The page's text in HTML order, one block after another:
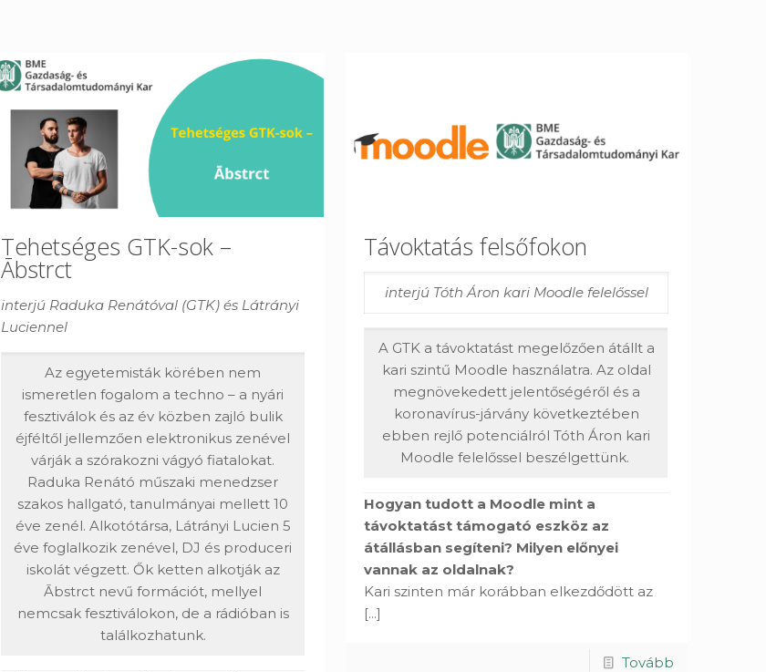
Tehetséges GTK-sok –
Ābstrct
interjú Raduka Renátóval (GTK) és Látrányi
Luciennel
Az egyetemisták körében nem
ismeretlen fogalom a techno – a nyári
fesztiválok és az év közben zajló bulik
éjféltől jellemzően elektronikus zenével
várják a szórakozni vágyó fiatalokat.
Raduka Renátó műszaki menedzser
szakos hallgató, tanulmányai mellett 10
éve zenél. Alkotótársa, Látrányi Lucien 5
éve foglalkozik zenével, DJ és produceri
iskolát végzett. Ők ketten alkotják az
Ābstrct nevű formációt, mellyel
nemcsak fesztiválokon, de a rádióban is
találkozhatunk.
Távoktatás felsőfokon
interjú Tóth Áron kari Moodle felelőssel
A GTK a távoktatást megelőzően átállt a
kari szintű Moodle használatra. Az oldal
megnövekedett jelentőségéről és a
koronavírus-járvány következtében
ebben rejlő potenciálról Tóth Áron kari
Moodle felelőssel beszélgettünk.
Hogyan tudott a Moodle mint a
távoktatást támogató eszköz az
átállásban segíteni? Milyen előnyei
vannak az oldalnak?
Kari szinten már korábban elkezdődött az
[...]
Tovább